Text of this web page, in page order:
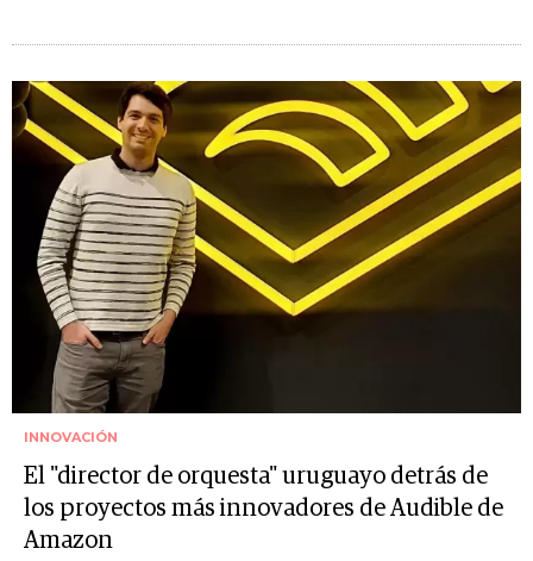
INNOVACIÓN
El "director de orquesta" uruguayo detrás de
los proyectos más innovadores de Audible de
Amazon